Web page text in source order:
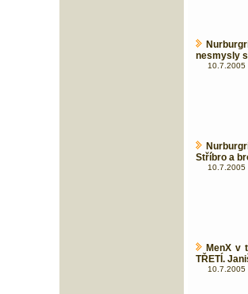
nesmysly
10.7.2005
Stříbro a
10.7.2005
MenX v
TŘETÍ.
10.7.2005